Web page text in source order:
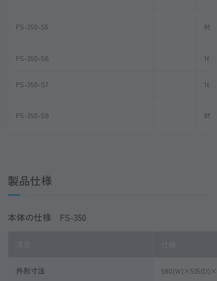
FS-350-S5 8個
FS-350-S6 16
FS-350-S7 16
FS-350-S8 8個
製品仕様
本体の仕様 FS-350
外形寸法